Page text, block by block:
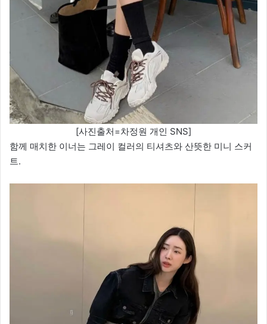
[사진출처=차정원 개인 SNS]
함께 매치한 이너는 그레이 컬러의 티셔츠와 산뜻한 미니 스커
트.